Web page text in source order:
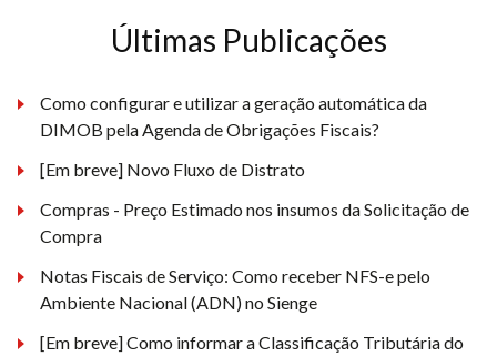
Últimas Publicações
Como configurar e utilizar a geração automática da
DIMOB pela Agenda de Obrigações Fiscais?
[Em breve] Novo Fluxo de Distrato
Compras - Preço Estimado nos insumos da Solicitação de
Compra
Notas Fiscais de Serviço: Como receber NFS-e pelo
Ambiente Nacional (ADN) no Sienge
[Em breve] Como informar a Classificação Tributária do